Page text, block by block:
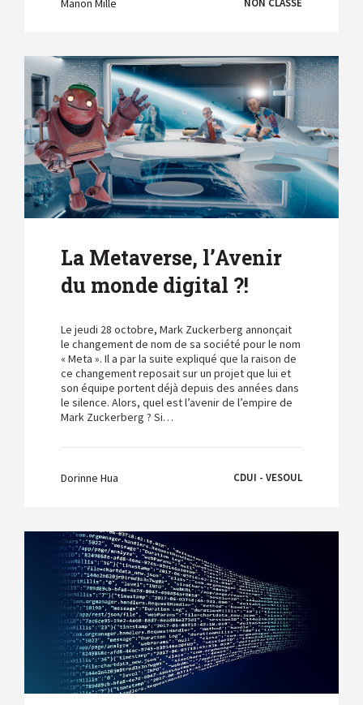
Manon Mille NON CLASSÉ
La Metaverse, l’Avenir
du monde digital ?!
Le jeudi 28 octobre, Mark Zuckerberg annonçait
le changement de nom de sa société pour le nom
« Meta ». Il a par la suite expliqué que la raison de
ce changement reposait sur un projet que lui et
son équipe portent déjà depuis des années dans
le silence. Alors, quel est l’avenir de l’empire de
Mark Zuckerberg ? Si…
Dorinne Hua CDUI - VESOUL